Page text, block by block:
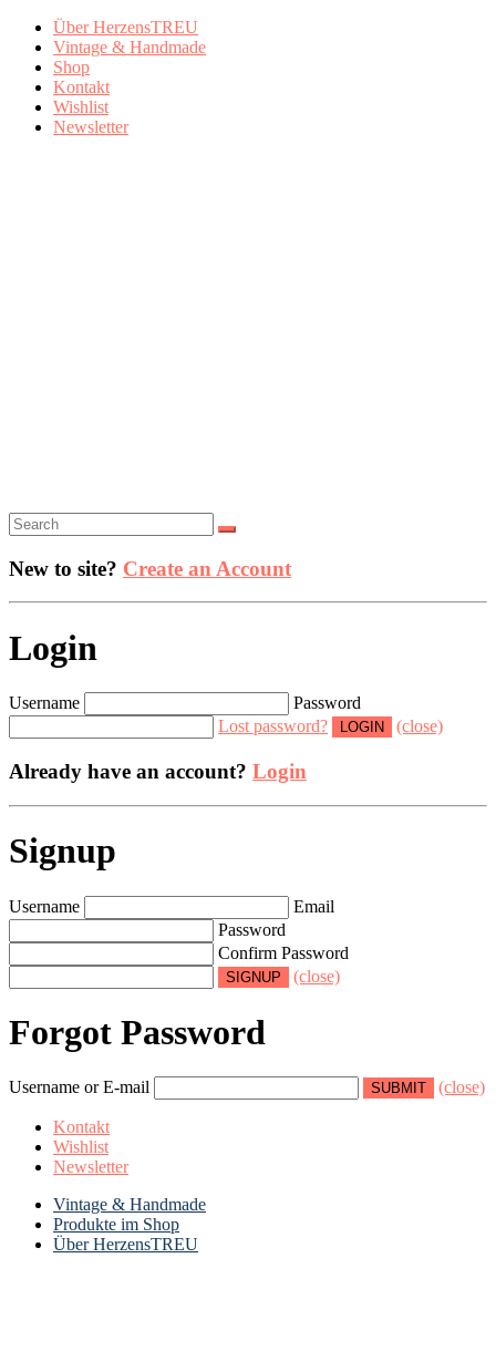
Über HerzensTREU
Vintage & Handmade
Shop
Kontakt
Wishlist
Newsletter
New to site? Create an Account
Login
Username
Password
Lost password?
(close)
Already have an account? Login
Signup
Username
Email
Password
Confirm Password
(close)
Forgot Password
Username or E-mail (close)
Kontakt
Wishlist
Newsletter
Vintage & Handmade
Produkte im Shop
Über HerzensTREU